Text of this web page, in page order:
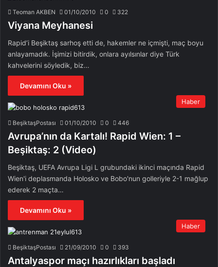
Teoman AKBEN 01/10/2010 0 322
Viyana Meyhanesi
Rapid’i Beşiktaş sarhoş etti de, hakemler ne içmişti, maç boyu
anlayamadık. İşimizi bitirdik, onlara ayılsınlar diye Türk
kahvelerini söyledik, biz…
Devamını Oku »
Haber
BeşiktaşPostası 01/10/2010 0 446
Avrupa’nın da Kartalı! Rapid Wien: 1 –
Beşiktaş: 2 (Video)
Beşiktaş, UEFA Avrupa Ligi L grubundaki ikinci maçında Rapid
Wien'i deplasmanda Holosko ve Bobo'nun golleriyle 2-1 mağlup
ederek 2 maçta…
Devamını Oku »
Haber
BeşiktaşPostası 21/09/2010 0 393
Antalyaspor maçı hazırlıkları başladı